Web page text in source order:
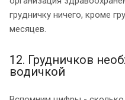
грудничку ничего, кроме
месяцев.
12. Грудничков
водичкой